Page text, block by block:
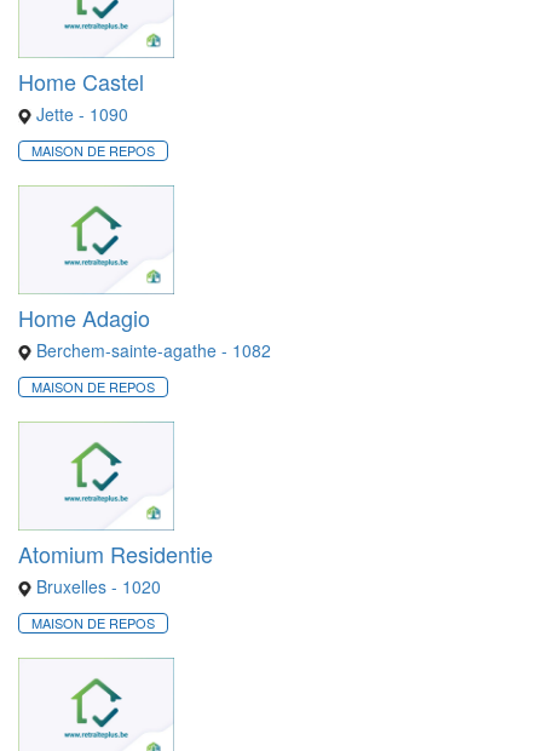
Home Castel
Jette - 1090
MAISON DE REPOS
Home Adagio
Berchem-sainte-agathe - 1082
MAISON DE REPOS
Atomium Residentie
Bruxelles - 1020
MAISON DE REPOS